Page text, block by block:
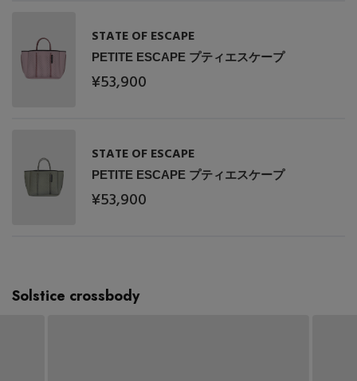
STATE OF ESCAPE
PETITE ESCAPE プティエスケープ
¥53,900
STATE OF ESCAPE
PETITE ESCAPE プティエスケープ
¥53,900
Solstice crossbody